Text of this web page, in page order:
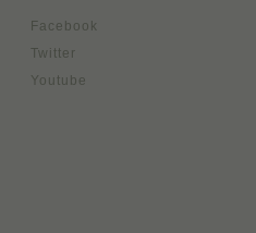
Facebook
Twitter
Youtube